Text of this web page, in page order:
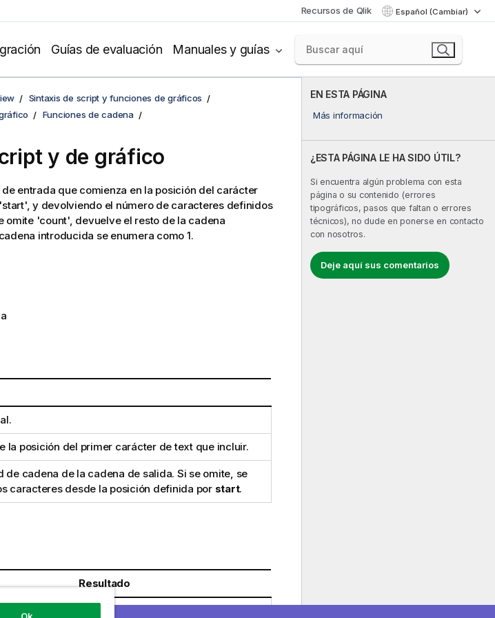
Recursos de Qlik Español (Cambiar)
Guías de evaluación Manuales y guías
EN ESTA PÁGINA
Más información
¿ESTA PÁGINA LE HA SIDO ÚTIL?
Si encuentra algún problema con esta
página o su contenido (errores
tipográficos, pasos que faltan o errores
técnicos), no dude en ponerse en contacto
con nosotros.
Deje aquí sus comentarios
Sintaxis de script y funciones de gráficos
Funciones de cadena
y de gráfico
entrada que comienza en la posición del carácter
y devolviendo el número de caracteres definidos
omite 'count', devuelve el resto de la cadena
introducida se enumera como 1.
la posición del primer carácter detextque incluir.
de cadena de la cadena de salida. Si se omite, se
caracteres desde la posición definida por start.
Resultado